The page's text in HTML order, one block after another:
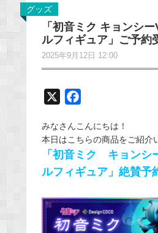
グッズ
「初音ミク キョンシ
ルフィギュア」ご予約
2025年9月12日 12:00
c
e
b
o
k
みなさんこんにちは！
本日はこちらの商品をご紹介
「初音ミク キョンシ
ルフィギュア」絶賛予